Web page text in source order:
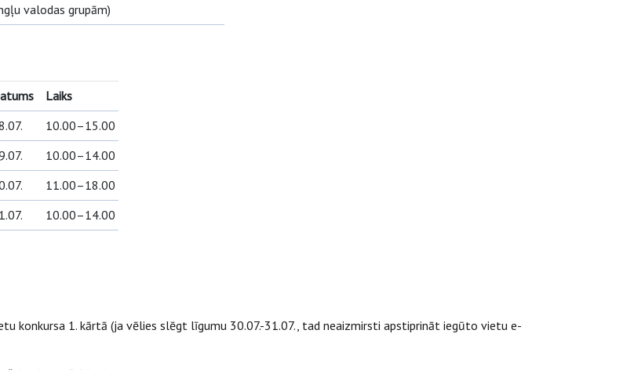
valodas grupām)
Laiks
10.00–15.00
10.00–14.00
11.00–18.00
10.00–14.00
konkursa 1. kārtā (ja vēlies slēgt līgumu 30.07.-31.07., tad neaizmirsti apstiprināt iegūto vietu e-